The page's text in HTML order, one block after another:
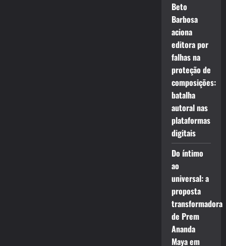
Beto
Barbosa
aciona
editora por
falhas na
proteção de
composições:
batalha
autoral nas
plataformas
digitais
Do íntimo
ao
universal: a
proposta
transformadora
de Prem
Ananda
Maya em